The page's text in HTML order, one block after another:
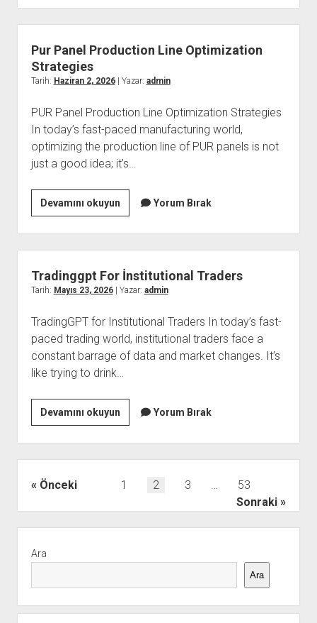
Ekimi
Klinikleri
Neden
Ediliyor
Pur Panel Production Line Optimization
Strategies
Tarih: Haziran 2, 2026| Yazar: admin
PUR Panel Production Line Optimization Strategies
In today’s fast-paced manufacturing world,
optimizing the production line of PUR panels is not
just a good idea; it’s…
Devamını okuyunPur
Panel
Production
Line
Optimization
Strategies
Yorum Bırak
Tradinggpt For İnstitutional Traders
Tarih: Mayıs 23, 2026| Yazar: admin
TradingGPT for Institutional Traders In today’s fast-
paced trading world, institutional traders face a
constant barrage of data and market changes. It’s
like trying to drink…
Devamını okuyunTradinggpt
For
İnstitutional
Traders
Yorum Bırak
YazıÖnceki 1 2 3 …
53
Sonraki
Menü
Ara
Ara